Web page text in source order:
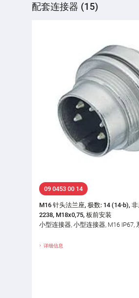
配套连接器 (15)
09 0453 00 14
M16 针头法兰座, 极数: 14 (14-b),
2238, M18x0,75, 板前安装
小型连接器, 小型连接器, M16 IP67,
详细信息